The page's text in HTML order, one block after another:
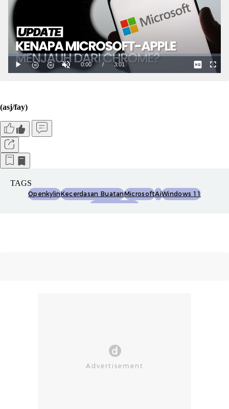
(asj/fay)
TAGS
OpenkylinKecerdasan BuatanMicrosoftAiWindows 11